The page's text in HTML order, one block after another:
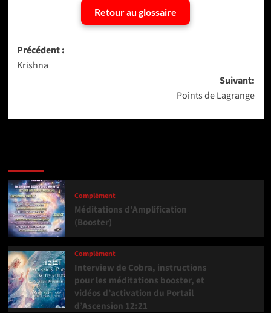
Retour au glossaire
Navigation
d’article
Précédent :
Krishna
Suivant:
Points de Lagrange
Complément
Méditations d’Amplification
(Booster)
Complément
Interview de Cobra, instructions
pour les méditations booster, et
vidéos d’activation du Portail
d’Ascension 12:21